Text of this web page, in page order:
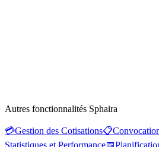
Autres fonctionnalités Sphaira
💳Gestion des Cotisations📋